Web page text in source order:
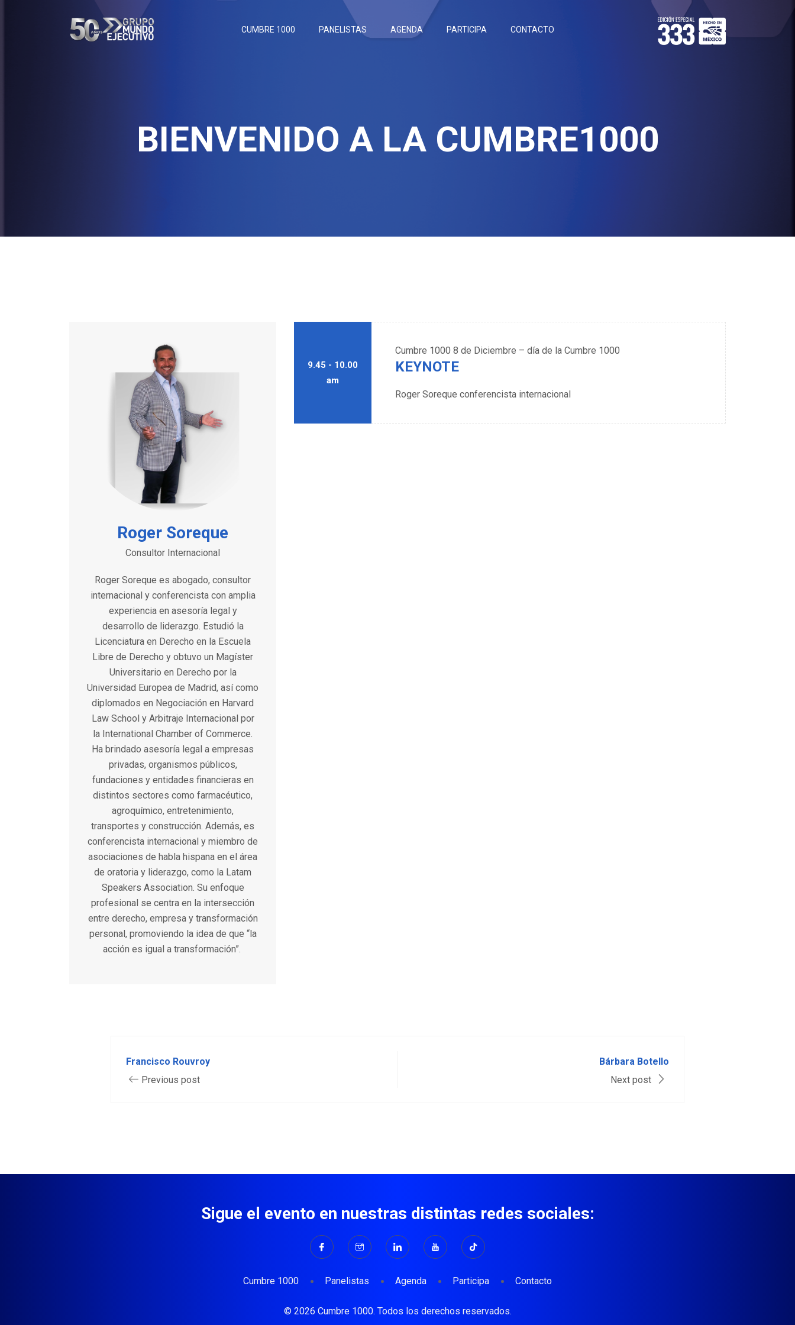
CUMBRE 1000 PANELISTAS AGENDA PARTICIPA CONTACTO
BIENVENIDO A LA CUMBRE1000
Roger Soreque
Consultor Internacional
Roger Soreque es abogado, consultor
internacional y conferencista con amplia
experiencia en asesoría legal y
desarrollo de liderazgo. Estudió la
Licenciatura en Derecho en la Escuela
Libre de Derecho y obtuvo un Magíster
Universitario en Derecho por la
Universidad Europea de Madrid, así como
diplomados en Negociación en Harvard
Law School y Arbitraje Internacional por
la International Chamber of Commerce.
Ha brindado asesoría legal a empresas
privadas, organismos públicos,
fundaciones y entidades financieras en
distintos sectores como farmacéutico,
agroquímico, entretenimiento,
transportes y construcción. Además, es
conferencista internacional y miembro de
asociaciones de habla hispana en el área
de oratoria y liderazgo, como la Latam
Speakers Association. Su enfoque
profesional se centra en la intersección
entre derecho, empresa y transformación
personal, promoviendo la idea de que “la
acción es igual a transformación”.
9.45 - 10.00
am
Cumbre 10008 de Diciembre – día de la Cumbre 1000
KEYNOTE
Roger Soreque conferencista internacional
Francisco Rouvroy
Previous post
Bárbara Botello
Next post
Sigue el evento en nuestras distintas redes sociales:
Cumbre 1000 Panelistas Agenda Participa Contacto
© 2026 Cumbre 1000. Todos los derechos reservados.